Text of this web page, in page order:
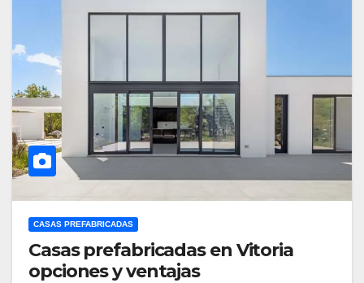
CASAS PREFABRICADAS
Casas prefabricadas en Vitoria
opciones y ventajas